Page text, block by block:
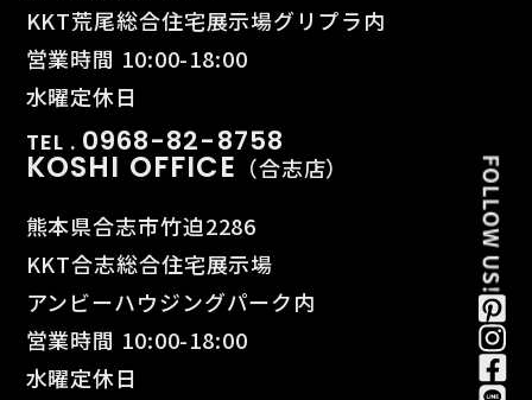
KKT荒尾総合住宅展示場グリプラ内
営業時間 10:00-18:00
水曜定休日
TEL . 0968-82-8758
KOSHI OFFICE （合志店）
熊本県合志市竹迫2286
KKT合志総合住宅展示場
アンビーハウジングパーク内
営業時間 10:00-18:00
水曜定休日